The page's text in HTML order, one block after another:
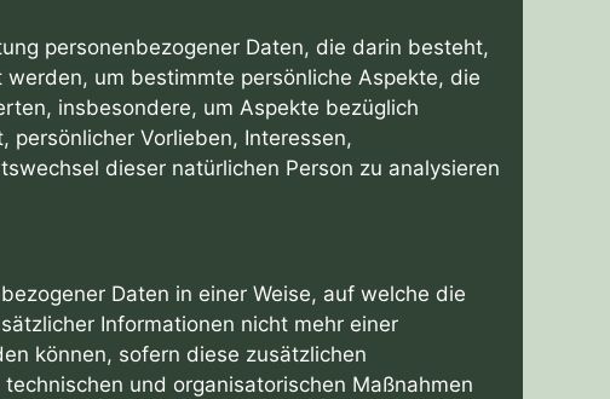
personenbezogener Daten, die darin besteht,
um bestimmte persönliche Aspekte, die
insbesondere, um Aspekte bezüglich
Vorlieben, Interessen,
dieser natürlichen Person zu analysieren
Daten in einer Weise, auf welche die
Informationen nicht mehr einer
können, sofern diese zusätzlichen
und organisatorischen Maßnahmen